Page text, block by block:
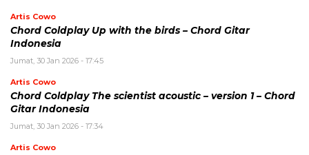
Artis Cowo
Chord Coldplay Up with the birds – Chord Gitar
Indonesia
Jumat, 30 Jan 2026 - 17:45
Artis Cowo
Chord Coldplay The scientist acoustic – version 1 – Chord
Gitar Indonesia
Jumat, 30 Jan 2026 - 17:34
Artis Cowo